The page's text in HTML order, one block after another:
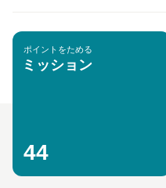
ポイントをためる
ミッション
44